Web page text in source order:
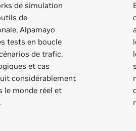
de simulation
de
Alpamayo
tests en boucle
de trafic,
et cas
considérablement
le monde réel et